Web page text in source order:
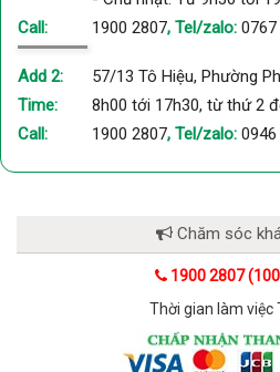
Call:
1900 2807, Tel/zalo:
Add 2:
57/13 Tô Hiệu, Phường
Time:
8h00 tới 17h30, từ thứ 2
Call:
1900 2807, Tel/zalo:
Chăm sóc
1900 2807
Thời gian làm việc